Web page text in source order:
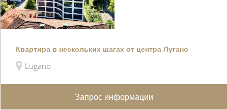
Квартира в нескольких шагах от центра Лугано
Lugano
Расположенная на втором этаже элегантного
Запрос информации